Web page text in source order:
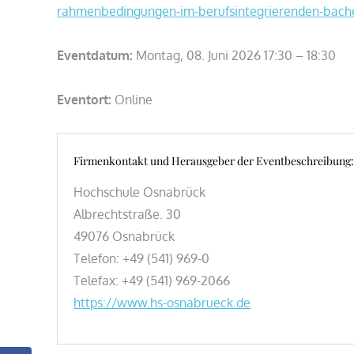
rahmenbedingungen-im-berufsintegrierenden-
Eventdatum: Montag, 08. Juni 2026 17:30 – 18:30
Eventort: Online
Firmenkontakt und Herausgeber der Eventbeschreibung:
Hochschule Osnabrück
Albrechtstraße. 30
49076 Osnabrück
Telefon: +49 (541) 969-0
Telefax: +49 (541) 969-2066
https://www.hs-osnabrueck.de